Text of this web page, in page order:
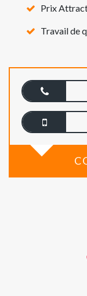
Prix
Travail de